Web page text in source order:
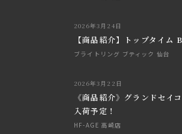
2026年3月24日
【商品紹介】トップタイム
ブライトリング ブティック 仙台
2026年3月22日
《商品紹介》グランドセイ
入荷予定！
HF-AGE 高崎店